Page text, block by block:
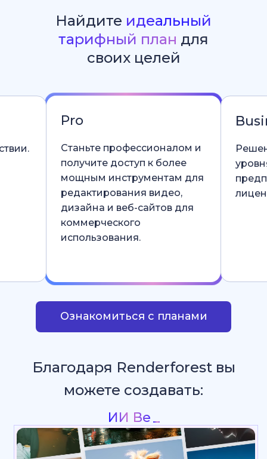
Найдите идеальный
тарифный план для
своих целей
Pro
Станьте профессионалом и
получите доступ к более
мощным инструментам для
редактирования видео,
дизайна и веб-сайтов для
коммерческого
использования.
Ознакомиться с планами
Благодаря Renderforest вы
можете создавать:
Пре